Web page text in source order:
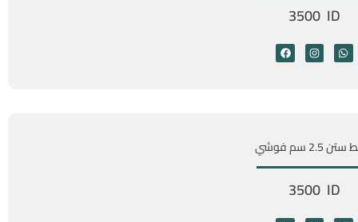
3500 ID
2.5 سم فوشي
3500 ID